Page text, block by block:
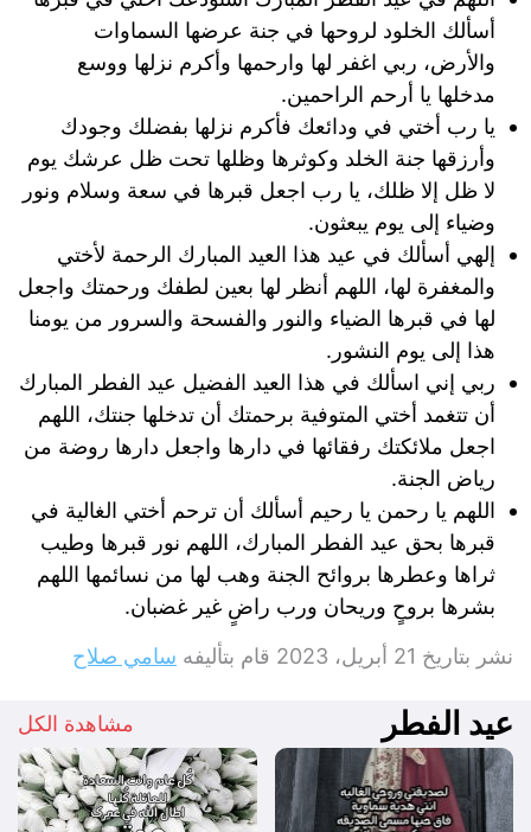
أسألك الخلود لروحها في جنة عرضها السماوات
والأرض، ربي اغفر لها وارحمها وأكرم نزلها ووسع
مدخلها يا أرحم الراحمين.
يا رب أختي في ودائعك فأكرم نزلها بفضلك وجودك
وأرزقها جنة الخلد وكوثرها وظلها تحت ظل عرشك يوم
لا ظل إلا ظلك، يا رب اجعل قبرها في سعة وسلام ونور
وضياء إلى يوم يبعثون.
إلهي أسألك في عيد هذا العيد المبارك الرحمة لأختي
والمغفرة لها، اللهم أنظر لها بعين لطفك ورحمتك واجعل
لها في قبرها الضياء والنور والفسحة والسرور من يومنا
هذا إلى يوم النشور.
ربي إني اسألك في هذا العيد الفضيل عيد الفطر المبارك
أن تتغمد أختي المتوفية برحمتك أن تدخلها جنتك، اللهم
اجعل ملائكتك رفقائها في دارها واجعل دارها روضة من
رياض الجنة.
اللهم يا رحمن يا رحيم أسألك أن ترحم أختي الغالية في
قبرها بحق عيد الفطر المبارك، اللهم نور قبرها وطيب
ثراها وعطرها بروائح الجنة وهب لها من نسائمها اللهم
بشرها بروحٍ وريحان ورب راضٍ غير غضبان.
نشر بتاريخ 21 أبريل، 2023 قام بتأليفه سامي صلاح
عيد الفطر مشاهدة الكل